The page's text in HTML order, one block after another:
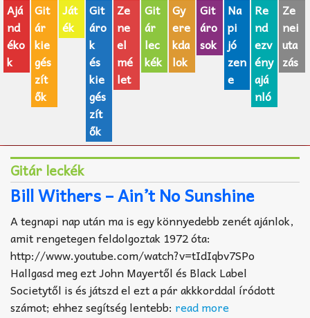
AJÁNDÉK ÖTLETEK
Vicces
GITÁR MÁRKÁK
TOP100 nóta
Zeneiskolák
Zeneszerzés alapjai
Akkord-kotta
TABok
Improvizáció
Ajá
nd
éko
k
Git
ár
kie
gés
zít
ők
Ját
ék
Git
áro
k
és
kie
gés
zít
ők
Ze
ne
el
mé
let
Git
ár
lec
kék
Gy
ere
kda
lok
Git
áro
sok
Na
pi
jó
zen
e
Re
nd
ezv
ény
ajá
nló
Ze
nei
uta
zás
Gitár leckék
Bill Withers – Ain’t No Sunshine
A tegnapi nap után ma is egy könnyedebb zenét ajánlok,
amit rengetegen feldolgoztak 1972 óta:
http://www.youtube.com/watch?v=tIdIqbv7SPo
Hallgasd meg ezt John Mayertől és Black Label
Societytől is és játszd el ezt a pár akkkorddal íródott
számot; ehhez segítség lentebb: read more